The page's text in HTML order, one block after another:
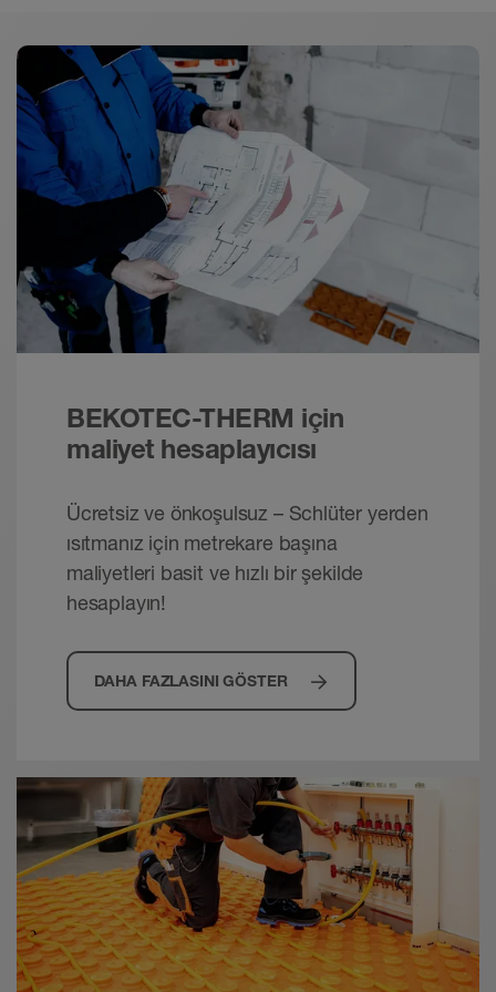
BEKOTEC-THERM için
maliyet hesaplayıcısı
Ücretsiz ve önkoşulsuz – Schlüter yerden
ısıtmanız için metrekare başına
maliyetleri basit ve hızlı bir şekilde
hesaplayın!
DAHA FAZLASINI GÖSTER